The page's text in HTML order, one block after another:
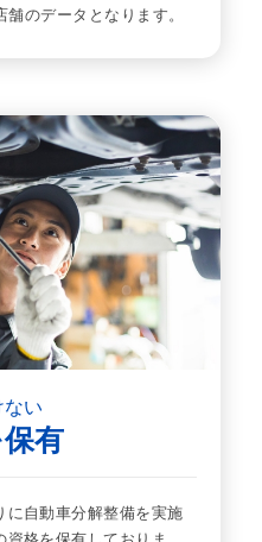
のデータとなります。
ない
有
に自動車分解整備を実施